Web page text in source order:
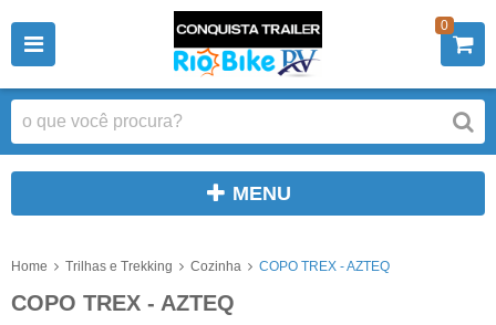
0
MENU
Home Trilhas e Trekking Cozinha COPO TREX - AZTEQ
COPO TREX - AZTEQ